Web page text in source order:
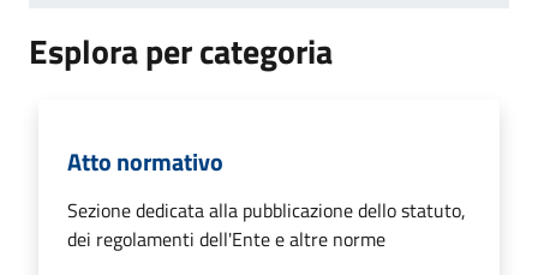
Esplora per categoria
Atto normativo
Sezione dedicata alla pubblicazione dello statuto,
dei regolamenti dell'Ente e altre norme